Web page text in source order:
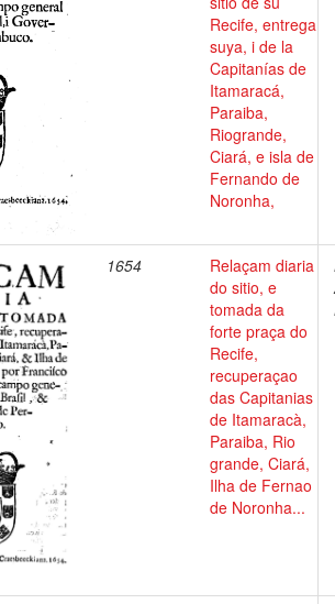
Recife, entrega
suya, i de la
Capitanías de
Itamaracá,
Paraiba,
Riogrande,
Ciará, e isla de
Fernando de
Noronha,
1654
Relaçam diaria
do sitio, e
tomada da
forte praça do
Recife,
recuperaçao
das Capitanias
de Itamaracà,
Paraiba, Rio
grande, Ciará,
Ilha de Fernao
de Noronha...